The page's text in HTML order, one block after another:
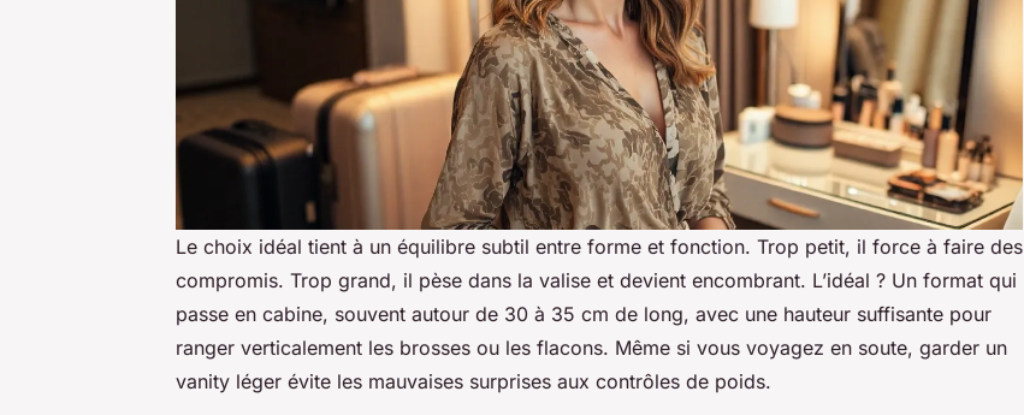
Le choix idéal tient à un équilibre subtil entre forme et fonction. Trop petit, il force à faire des
compromis. Trop grand, il pèse dans la valise et devient encombrant. L’idéal ? Un format qui
passe en cabine, souvent autour de 30 à 35 cm de long, avec une hauteur suffisante pour
ranger verticalement les brosses ou les flacons. Même si vous voyagez en soute, garder un
vanity léger évite les mauvaises surprises aux contrôles de poids.